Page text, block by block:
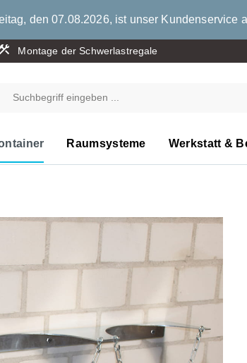
den 07.08.2026, ist unser Kundenservice
Montage der Schwerlastregale
Raumsysteme Werkstatt &